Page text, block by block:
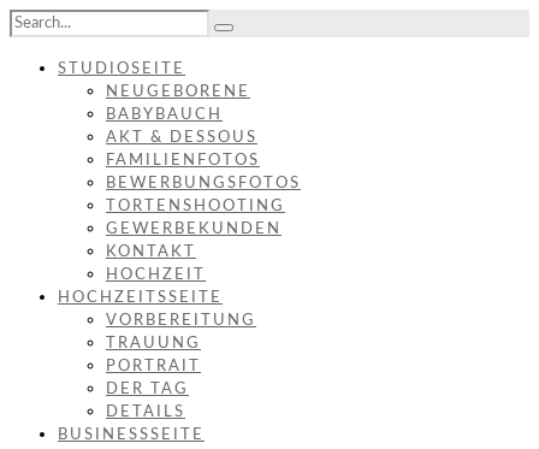
STUDIOSEITE
NEUGEBORENE
BABYBAUCH
AKT & DESSOUS
FAMILIENFOTOS
BEWERBUNGSFOTOS
TORTENSHOOTING
GEWERBEKUNDEN
KONTAKT
HOCHZEIT
HOCHZEITSSEITE
VORBEREITUNG
TRAUUNG
PORTRAIT
DER TAG
DETAILS
BUSINESSSEITE